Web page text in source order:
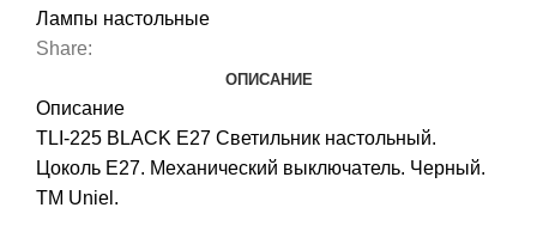
Лампы настольные
Share:
ОПИСАНИЕ
Описание
TLI-225 BLACK E27 Светильник настольный.
Цоколь Е27. Механический выключатель. Черный.
ТМ Uniel.